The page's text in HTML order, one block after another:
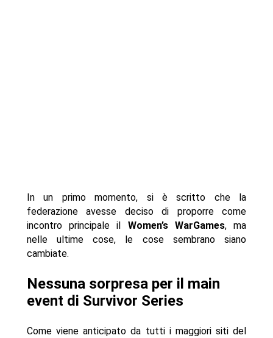
In un primo momento, si è scritto che la
federazione avesse deciso di proporre come
incontro principale il Women’s WarGames, ma
nelle ultime cose, le cose sembrano siano
cambiate.
Nessuna sorpresa per il main
event di Survivor Series
Come viene anticipato da tutti i maggiori siti del